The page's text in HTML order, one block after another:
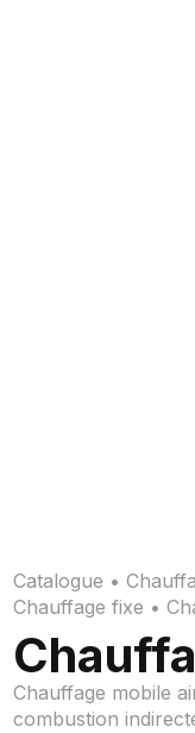
Catalogue •
Chauffage fixe •
Chauffage mobile
combustion